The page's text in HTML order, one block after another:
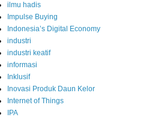
ilmu hadis
Impulse Buying
Indonesia’s Digital Economy
industri
industri keatif
informasi
Inklusif
Inovasi Produk Daun Kelor
Internet of Things
IPA